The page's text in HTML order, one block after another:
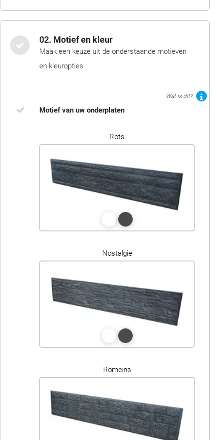
02. Motief en kleur
Maak een keuze uit de onderstaande motieven
en kleuropties
Wat is dit?
Motief van uw onderplaten
Rots
Nostalgie
Romeins